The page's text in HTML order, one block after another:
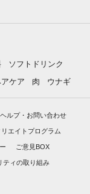
ソフトドリンク
ケア 肉 ウナギ
ヘルプ・お問い合わせ
リエイトプログラム
ご意見BOX
ティの取り組み